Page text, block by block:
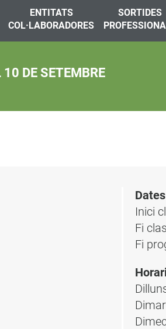
ENTITATS
COL·LABORADORES
SORTIDES
DE SETEMBRE
Inici
Fi
Fi